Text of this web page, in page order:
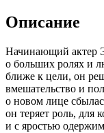
Описание
Начинающий актер
о больших ролях и
ближе к цели, он
вмешательство и
о новом лице
он теряет роль, для
и с яростью